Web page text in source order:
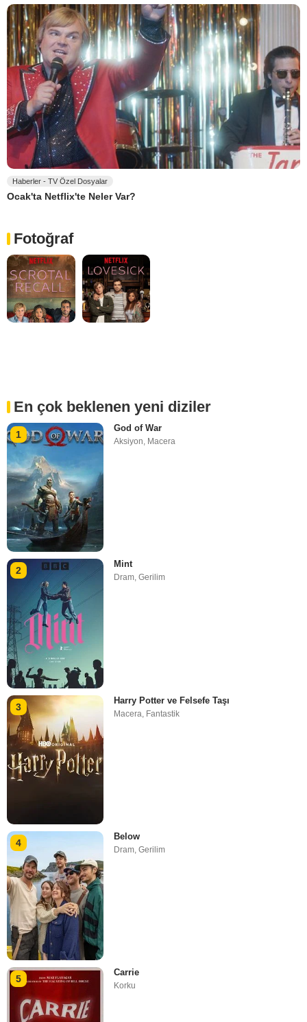
Haberler - TV Özel Dosyalar
Ocak'ta Netflix'te Neler Var?
Fotoğraf
En çok beklenen yeni diziler
1
God of War
Aksiyon, Macera
2
Mint
Dram,Gerilim
3
Harry Potter ve Felsefe Taşı
Macera Fantastik
4
Below
Dram,Gerilim
5
Carrie
Korku